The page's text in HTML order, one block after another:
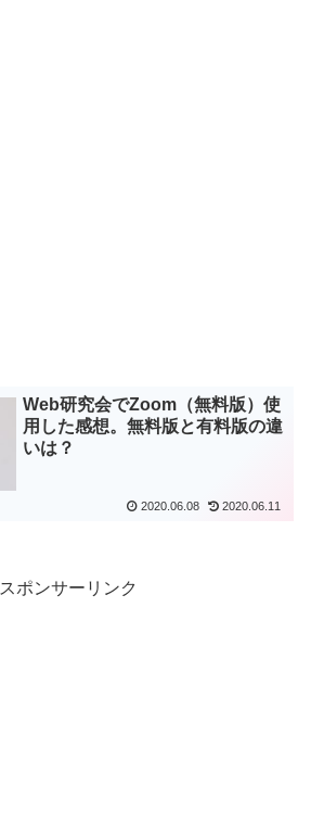
Web研究会でZoom（無料版）使
用した感想。無料版と有料版の違
いは？
2020.06.08 2020.06.11
スポンサーリンク